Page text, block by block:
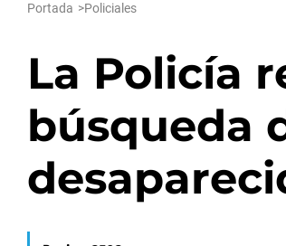
Portada >Policiales
La Policía
búsqueda